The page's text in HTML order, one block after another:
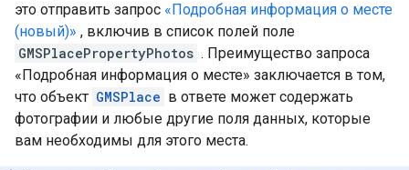
это отправить запрос «Подробная информация о месте
(новый)» , включив в список полей поле
GMSPlacePropertyPhotos . Преимущество запроса
«Подробная информация о месте» заключается в том,
что объект GMSPlace в ответе может содержать
фотографии и любые другие поля данных, которые
вам необходимы для этого места.